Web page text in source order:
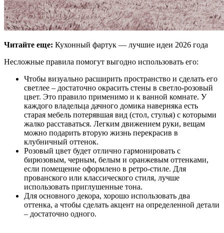
Читайте еще: Кухонный фартук — лучшие идеи 2026 года
Несложные правила помогут выгодно использовать его:
Чтобы визуально расширить пространство и сделать его
светлее – достаточно окрасить стены в светло-розовый
цвет. Это правило применимо и к ванной комнате. У
каждого владельца дачного домика наверняка есть
старая мебель потерявшая вид (стол, стулья) с которыми
жалко расставаться. Легким движением руки, вещам
можно подарить вторую жизнь перекрасив в
клубничный оттенок.
Розовый цвет будет отлично гармонировать с
бирюзовым, черным, белым и оранжевым оттенками,
если помещение оформлено в ретро-стиле. Для
прованского или классического стиля, лучше
использовать приглушенные тона.
Для основного декора, хорошо использовать два
оттенка, а чтобы сделать акцент на определенной детали
– достаточно одного.